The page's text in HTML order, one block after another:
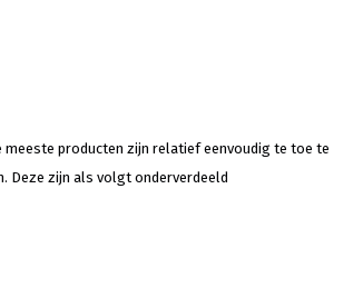
producten zijn relatief eenvoudig te toe te
Deze zijn als volgt onderverdeeld